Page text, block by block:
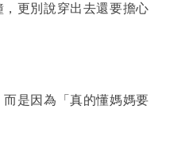
更別說穿出去還要擔心
是因為「真的懂媽媽要